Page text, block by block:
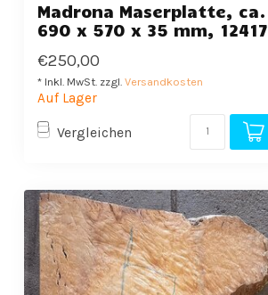
Madrona Maserplatte, ca.
690 x 570 x 35 mm, 12417
€250,00
* Inkl. MwSt. zzgl. Versandkosten
Auf Lager
Vergleichen